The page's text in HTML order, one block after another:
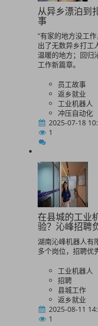
从异乡漂泊到
事
“有家的地方没工
出了无数异乡打工
温暖的地方；回归
工作新篇章。
员工故事
返乡就业
工业机器人
冲压自动化
2025-07-18
1
在县城的工业
验？沁峰招聘
湖南沁峰机器人有
多个岗位，招聘优
工业机器人
招聘
县城工作
返乡就业
2025-08-11
1